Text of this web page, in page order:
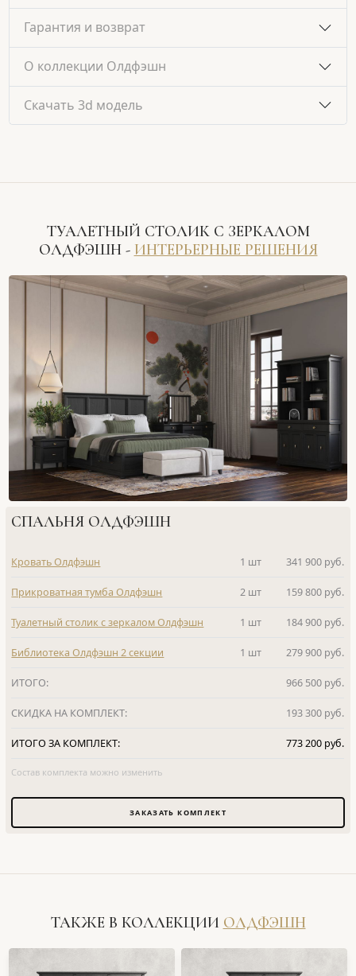
Гарантия и возврат
О коллекции Олдфэшн
Скачать 3d модель
ТУАЛЕТНЫЙ СТОЛИК С ЗЕРКАЛОМ
ОЛДФЭШН - ИНТЕРЬЕРНЫЕ РЕШЕНИЯ
СПАЛЬНЯ ОЛДФЭШН
Кровать Олдфэшн 1 шт 341 900 руб.
Прикроватная тумба Олдфэшн 2 шт 159 800 руб.
Туалетный столик с зеркалом Олдфэшн 1 шт 184 900 руб.
Библиотека Олдфэшн 2 секции 1 шт 279 900 руб.
ИТОГО: 966 500 руб.
СКИДКА НА КОМПЛЕКТ: 193 300 руб.
ИТОГО ЗА КОМПЛЕКТ: 773 200 руб.
Состав комплекта можно изменить
ЗАКАЗАТЬ КОМПЛЕКТ
ТАКЖЕ В КОЛЛЕКЦИИ ОЛДФЭШН